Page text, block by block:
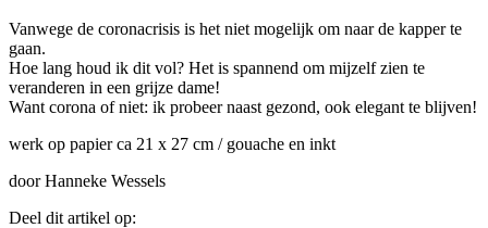
Vanwege de coronacrisis is het niet mogelijk om naar de kapper te
gaan.
Hoe lang houd ik dit vol? Het is spannend om mijzelf zien te
veranderen in een grijze dame!
Want corona of niet: ik probeer naast gezond, ook elegant te blijven!
werk op papier ca 21 x 27 cm / gouache en inkt
door Hanneke Wessels
Deel dit artikel op: